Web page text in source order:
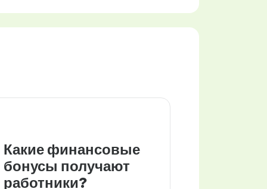
Какие финансовые
бонусы получают
работники?